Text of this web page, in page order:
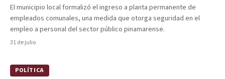
El municipio local formalizó el ingreso a planta permanente de
empleados comunales, una medida que otorga seguridad en el
empleo a personal del sector público pinamarense.
31 de julio
POLÍTICA